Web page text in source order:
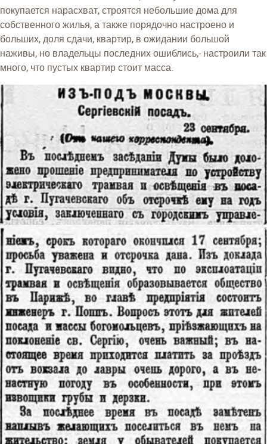
покупается нарасхват, строятся небольшие дома для
собственного жилья, а также порядочно настроено и
больших, доля сдачи, квартир, в ожидании большой
наживы, но владельцы последних ошиблись,- настроили так
много, что пустых квартир стоит масса.